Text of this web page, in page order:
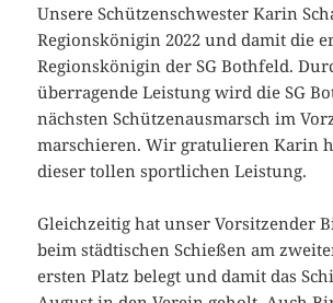
Unsere Schützenschwester Karin
Regionskönigin 2022 und damit die
Regionskönigin der SG Bothfeld.
überragende Leistung wird die SG
nächsten Schützenausmarsch im
marschieren. Wir gratulieren Karin
dieser tollen sportlichen Leistung.
Gleichzeitig hat unser Vorsitzender
beim städtischen Schießen am
ersten Platz belegt und damit das